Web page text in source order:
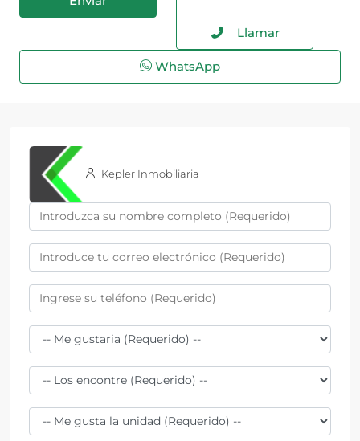
Llamar
WhatsApp
Kepler Inmobiliaria